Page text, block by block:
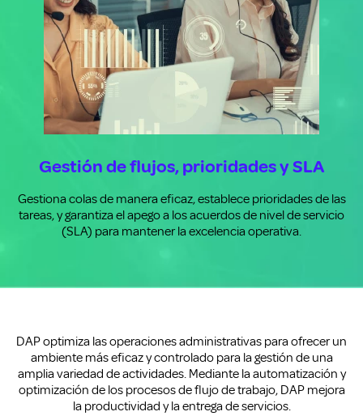
Gestión de flujos, prioridades y SLA
Gestiona colas de manera eficaz, establece prioridades de las
tareas, y garantiza el apego a los acuerdos de nivel de servicio
(SLA) para mantener la excelencia operativa.
DAP optimiza las operaciones administrativas para ofrecer un
ambiente más eficaz y controlado para la gestión de una
amplia variedad de actividades. Mediante la automatización y
optimización de los procesos de flujo de trabajo, DAP mejora
la productividad y la entrega de servicios.